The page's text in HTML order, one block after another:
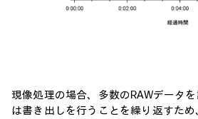
現像処理の場合、多数のRAWデータ
は書き出しを行うことを繰り返すた